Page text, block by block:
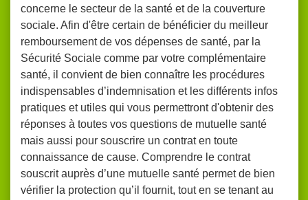
concerne le secteur de la santé et de la couverture
sociale. Afin d'être certain de bénéficier du meilleur
remboursement de vos dépenses de santé, par la
Sécurité Sociale comme par votre complémentaire
santé, il convient de bien connaître les procédures
indispensables d’indemnisation et les différents infos
pratiques et utiles qui vous permettront d'obtenir des
réponses à toutes vos questions de mutuelle santé
mais aussi pour souscrire un contrat en toute
connaissance de cause. Comprendre le contrat
souscrit auprès d’une mutuelle santé permet de bien
vérifier la protection qu’il fournit, tout en se tenant au